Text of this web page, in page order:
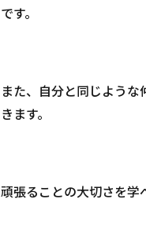
です。
また、自分と同じよう
きます。
頑張ることの大切さを学